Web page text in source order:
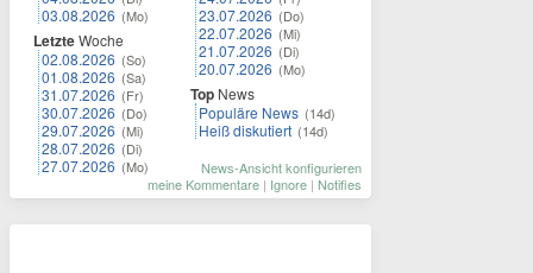
03.08.2026 (Mo)
LetzteWoche
02.08.2026 (So)
01.08.2026 (Sa)
31.07.2026 (Fr)
30.07.2026 (Do)
29.07.2026 (Mi)
28.07.2026 (Di)
27.07.2026 (Mo)
23.07.2026 (Do)
22.07.2026 (Mi)
21.07.2026 (Di)
20.07.2026 (Mo)
Top News
Populäre News (14d)
Heiß diskutiert (14d)
News-Ansicht konfigurieren
meine Kommentare | Ignore | Notifies